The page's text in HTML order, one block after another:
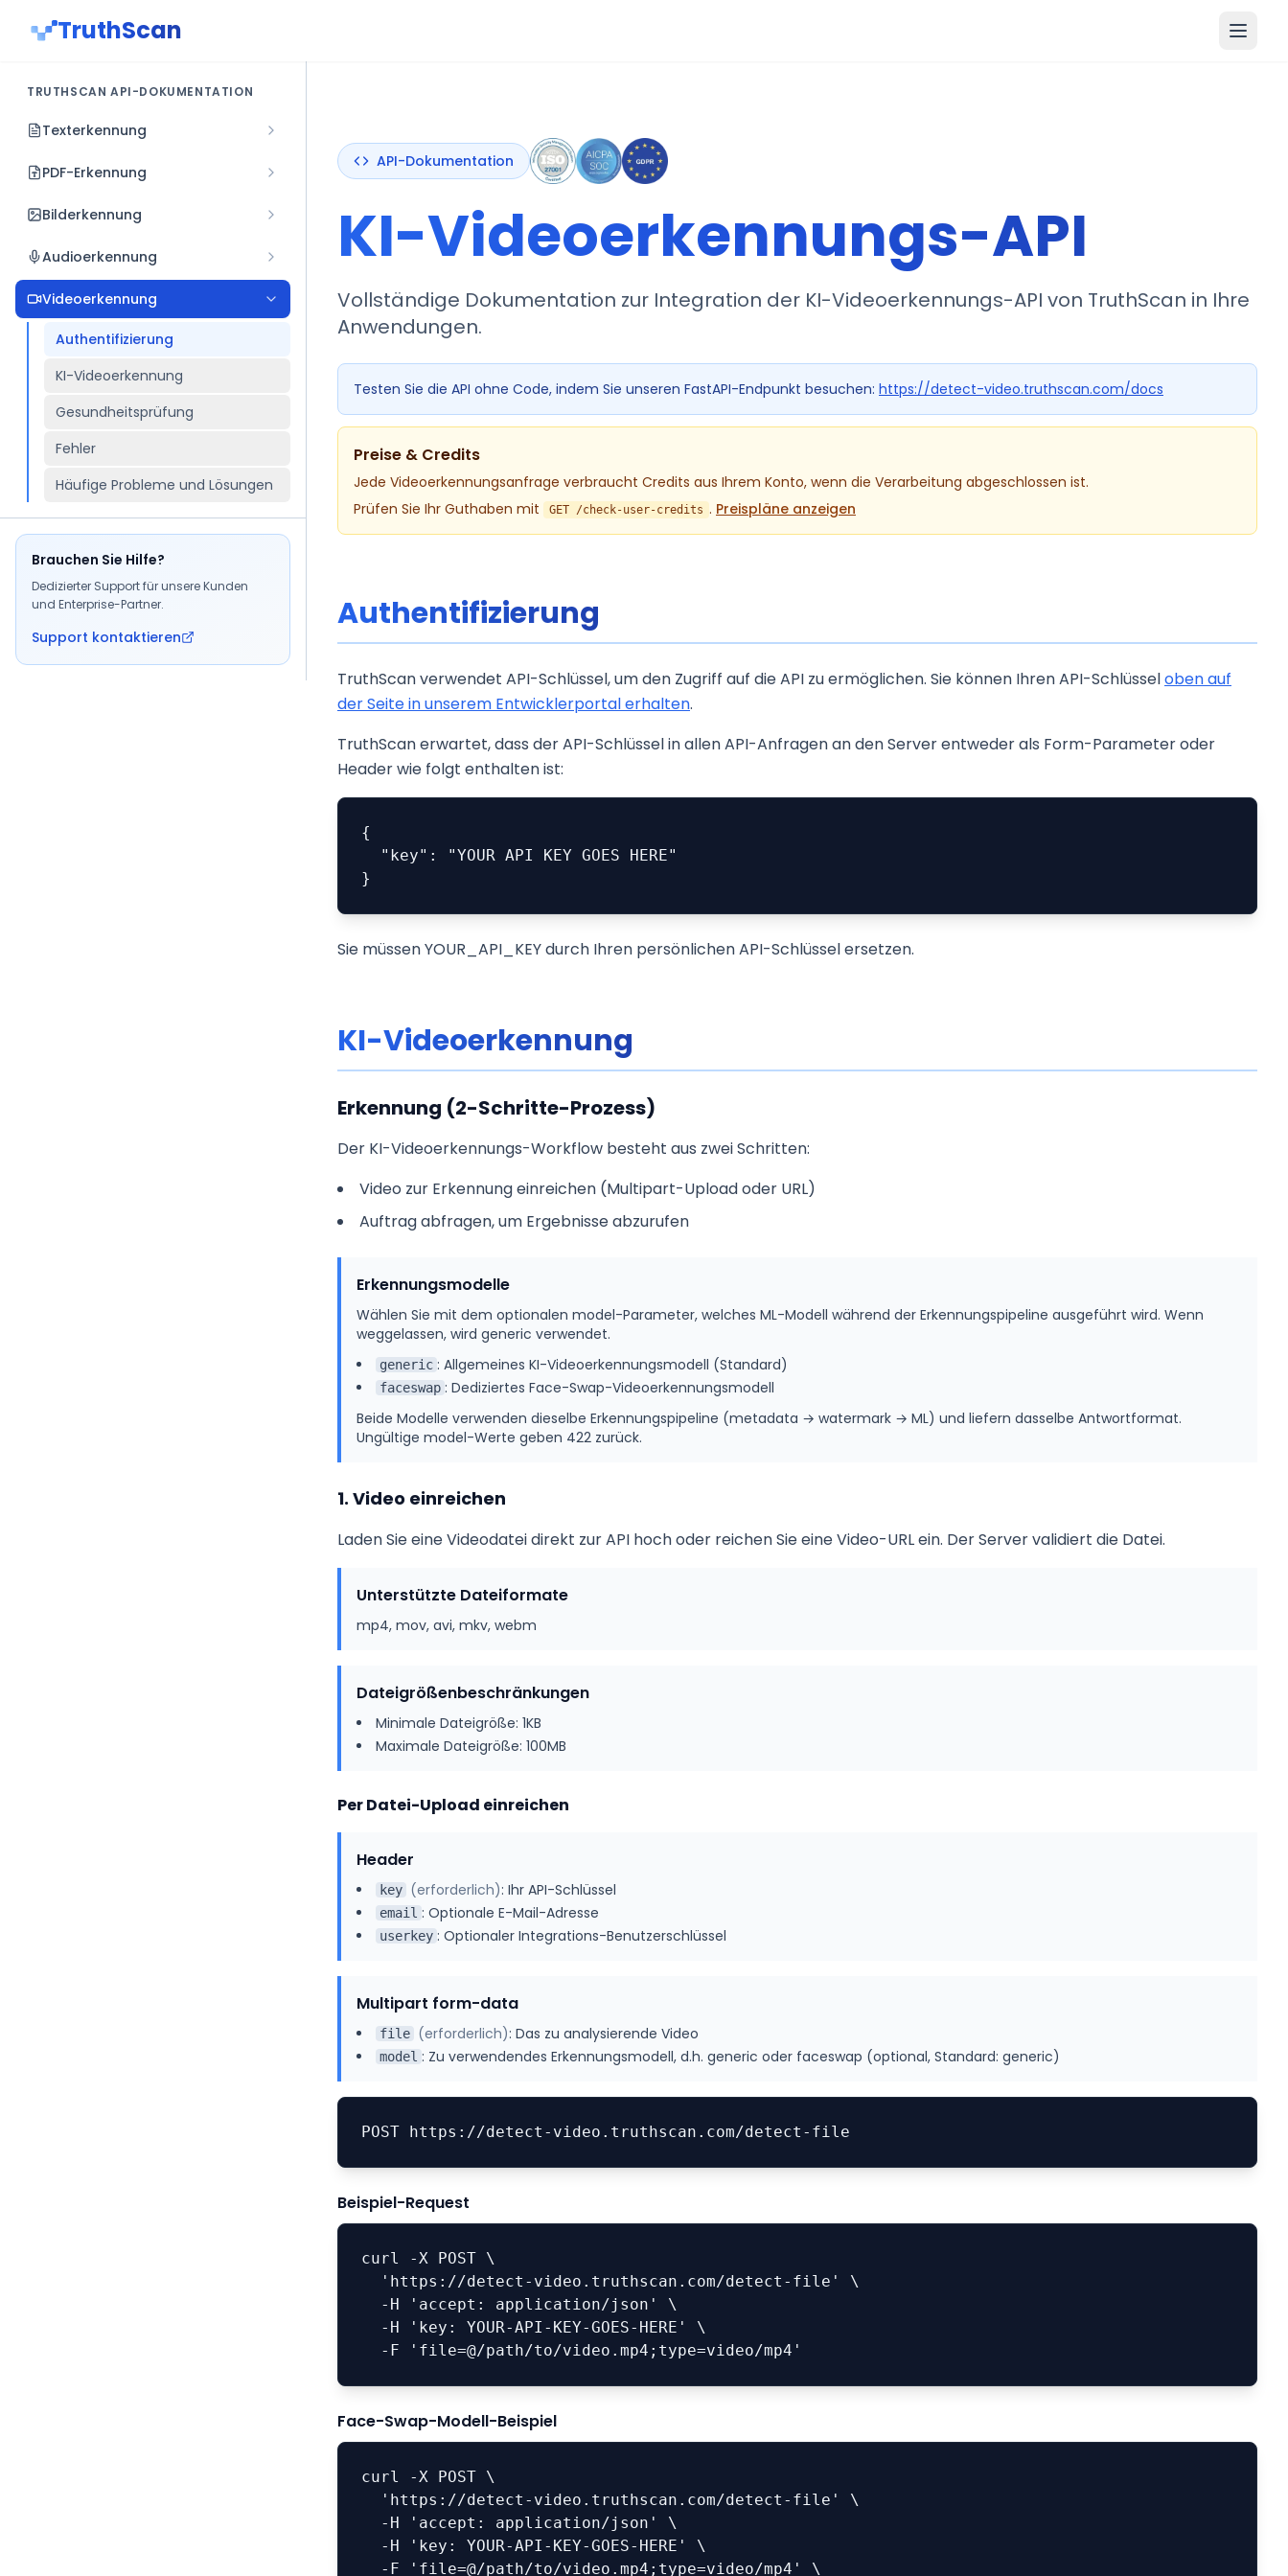
TruthScan
TRUTHSCAN API-DOKUMENTATION
Texterkennung
PDF-Erkennung
Bilderkennung
Audioerkennung
Videoerkennung
Authentifizierung
KI-Videoerkennung
Gesundheitsprüfung
Fehler
Häufige Probleme und Lösungen
Brauchen Sie Hilfe?
Dedizierter Support für unsere Kunden
und Enterprise-Partner.
Support kontaktieren
API-Dokumentation
KI-Videoerkennungs-API
Vollständige Dokumentation zur Integration der KI-Videoerkennungs-API von TruthScan in Ihre
Anwendungen.
Testen Sie die API ohne Code, indem Sie unseren FastAPI-Endpunkt besuchen: https://detect-video.truthscan.com/docs
Preise & Credits
Jede Videoerkennungsanfrage verbraucht Credits aus Ihrem Konto, wenn die Verarbeitung abgeschlossen ist.
Prüfen Sie Ihr Guthaben mit
GET /check-user-credits . Preispläne anzeigen
Authentifizierung
TruthScan verwendet API-Schlüssel, um den Zugriff auf die API zu ermöglichen. Sie können Ihren API-Schlüsseloben auf
der Seite in unserem Entwicklerportal erhalten.
TruthScan erwartet, dass der API-Schlüssel in allen API-Anfragen an den Server entweder als Form-Parameter oder
Header wie folgt enthalten ist:
{
}
Sie müssen YOUR_API_KEY durch Ihren persönlichen API-Schlüssel ersetzen.
KI-Videoerkennung
Erkennung (2-Schritte-Prozess)
Der KI-Videoerkennungs-Workflow besteht aus zwei Schritten:
Video zur Erkennung einreichen (Multipart-Upload oder URL)
Auftrag abfragen, um Ergebnisse abzurufen
Erkennungsmodelle
Wählen Sie mit dem optionalen model-Parameter, welches ML-Modell während der Erkennungspipeline ausgeführt wird. Wenn
weggelassen, wird generic verwendet.
generic : Allgemeines KI-Videoerkennungsmodell (Standard)
faceswap : Dediziertes Face-Swap-Videoerkennungsmodell
Beide Modelle verwenden dieselbe Erkennungspipeline (metadata → watermark → ML) und liefern dasselbe Antwortformat.
Ungültige model-Werte geben 422 zurück.
1. Video einreichen
Laden Sie eine Videodatei direkt zur API hoch oder reichen Sie eine Video-URL ein. Der Server validiert die Datei.
Unterstützte Dateiformate
mp4, mov, avi, mkv, webm
Dateigrößenbeschränkungen
Minimale Dateigröße: 1KB
Maximale Dateigröße: 100MB
Per Datei-Upload einreichen
Header
key (erforderlich): Ihr API-Schlüssel
email : Optionale E-Mail-Adresse
userkey : Optionaler Integrations-Benutzerschlüssel
Multipart form-data
file (erforderlich): Das zu analysierende Video
model : Zu verwendendes Erkennungsmodell, d.h. generic oder faceswap (optional, Standard: generic)
POST https://detect-video.truthscan.com/detect-file
Beispiel-Request
curl -X POST \
  -F 'file=@/path/to/video.mp4;type=video/mp4'
Face-Swap-Modell-Beispiel
curl -X POST \